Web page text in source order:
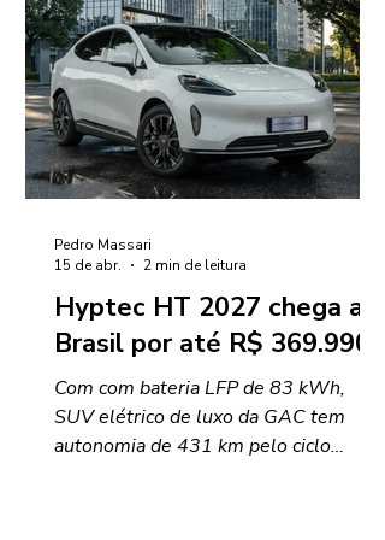
Hyptec HT 2027 chega ao
Brasil por até R$ 369.990
Com com bateria LFP de 83 kWh,
SUV elétrico de luxo da GAC tem
autonomia de 431 km pelo ciclo
Pedro Massari
15 de abr.
2 min de leitura